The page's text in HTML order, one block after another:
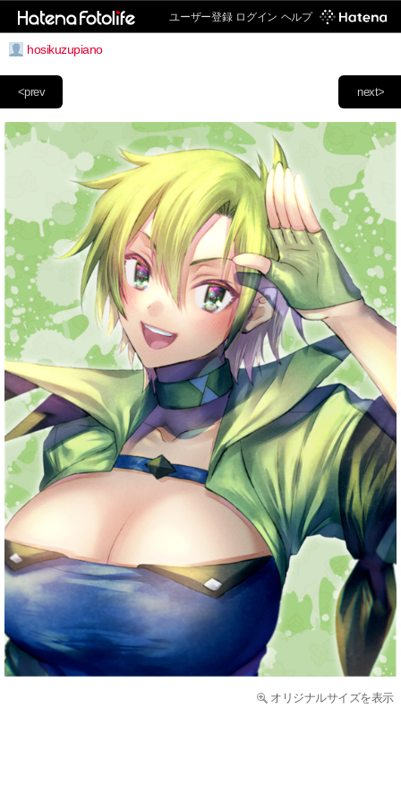
ユーザー登録 ログイン ヘルプ
hosikuzupiano
next>
<prev
オリジナルサイズを表示